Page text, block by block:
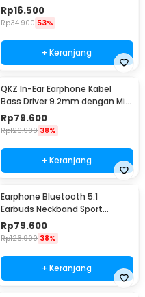
Walkie Talkie - C93A
Rp16.500
Rp34.900 53%
+ Keranjang
QKZ In-Ear Earphone Kabel
Bass Driver 9.2mm dengan Mic
- QKZ-DM9
Rp79.600
Rp126.900 38%
+ Keranjang
Earphone Bluetooth 5.1
Earbuds Neckband Sport
Magnetic Ergonomic - BT313
Rp79.600
Rp126.900 38%
+ Keranjang